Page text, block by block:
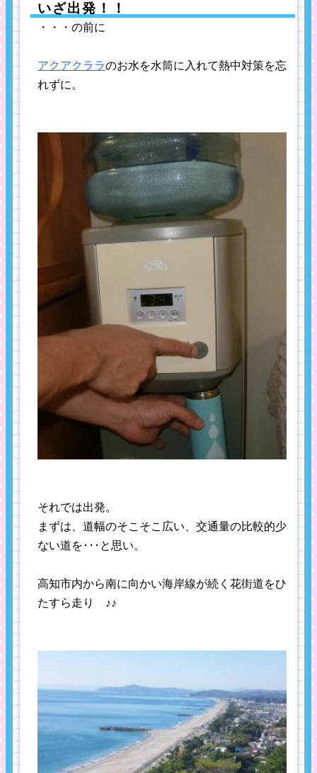
いざ出発！！
・・・の前に
アクアクララのお水を水筒に入れて熱中対策を忘
れずに。
それでは出発。
まずは、道幅のそこそこ広い、交通量の比較的少
ない道を･･･と思い。
高知市内から南に向かい海岸線が続く花街道をひ
たすら走り ♪♪